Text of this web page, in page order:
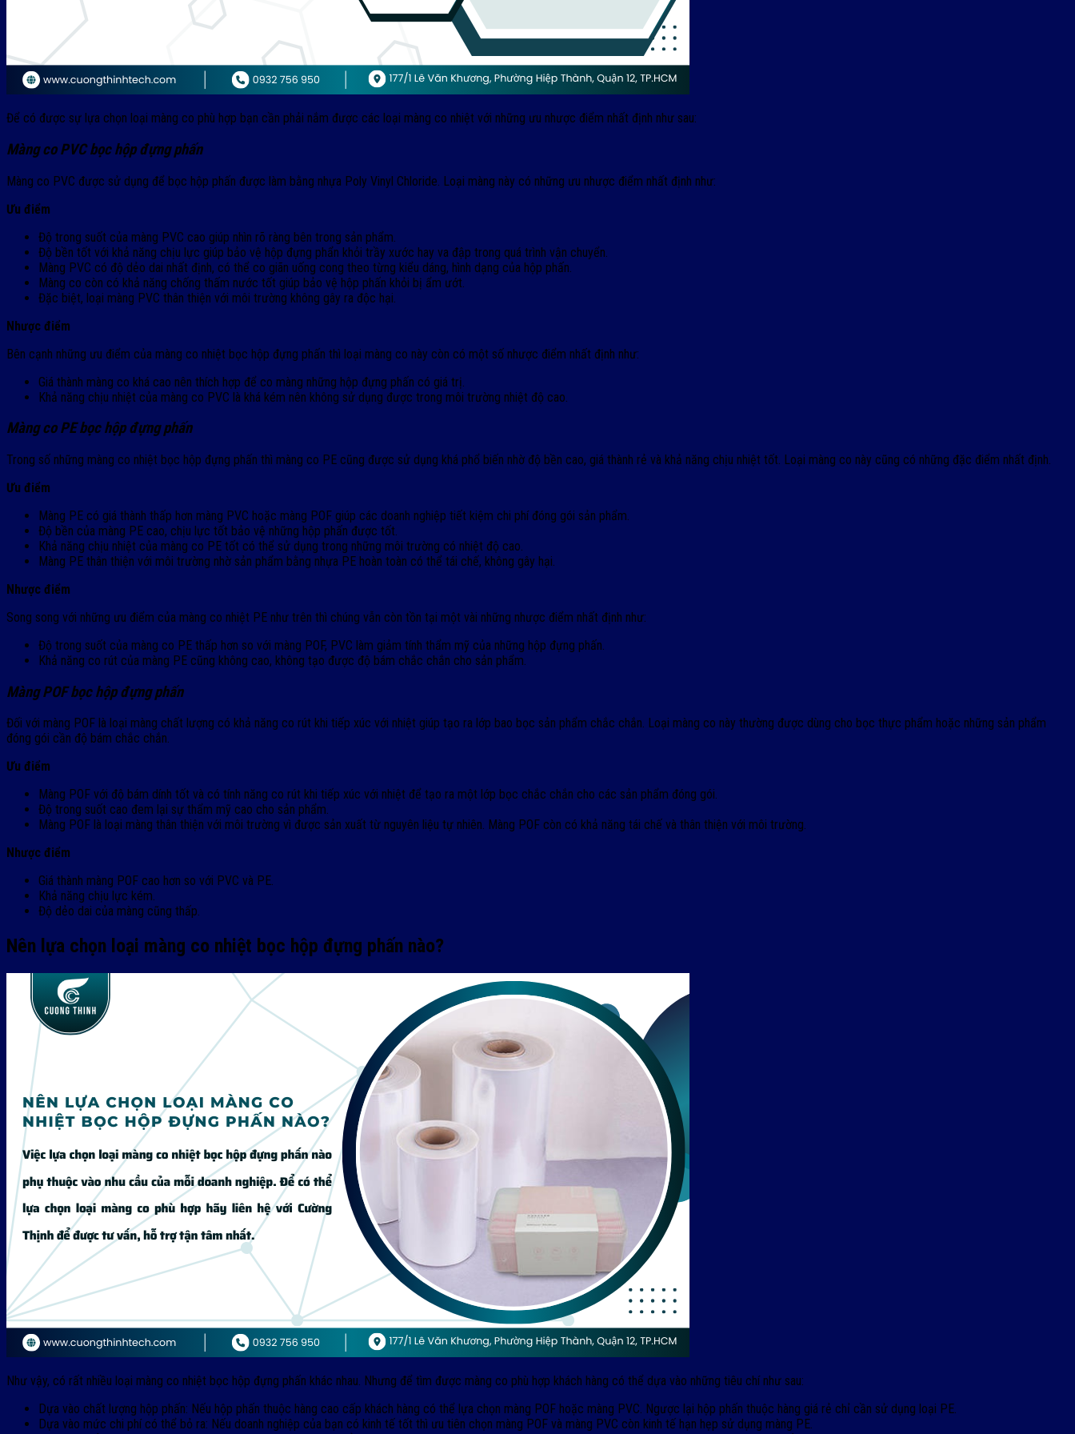
Để có được sự lựa chọn loại màng co phù hợp bạn cần phải nắm được các loại màng co nhiệt với những ưu nhược điểm nhất định như sau:
Màng co PVC bọc hộp đựng phấn
Màng co PVC được sử dụng để bọc hộp phấn được làm bằng nhựa Poly Vinyl Chloride. Loại màng này có những ưu nhược điểm nhất định như:
Ưu điểm
Độ trong suốt của màng PVC cao giúp nhìn rõ ràng bên trong sản phẩm.
Độ bền tốt với khả năng chịu lực giúp bảo vệ hộp đựng phẩn khỏi trầy xước hay va đập trong quá trình vận chuyển.
Màng PVC có độ dẻo dai nhất định, có thể co giãn uống cong theo từng kiểu dáng, hình dạng của hộp phấn.
Màng co còn có khả năng chống thấm nước tốt giúp bảo vệ hộp phấn khỏi bị ẩm ướt.
Đặc biệt, loại màng PVC thân thiện với môi trường không gây ra độc hại.
Nhược điểm
Bên cạnh những ưu điểm của màng co nhiệt bọc hộp đựng phấn thì loại màng co này còn có một số nhược điểm nhất định như:
Giá thành màng co khá cao nên thích hợp để co màng những hộp đựng phấn có giá trị.
Khả năng chịu nhiệt của màng co PVC là khá kém nên không sử dụng được trong môi trường nhiệt độ cao.
Màng co PE bọc hộp đựng phấn
Trong số những màng co nhiệt bọc hộp đựng phấn thì màng co PE cũng được sử dụng khá phổ biến nhờ độ bền cao, giá thành rẻ và khả năng chịu nhiệt tốt. Loại màng co này cũng có những đặc điểm nhất định.
Ưu điểm
Màng PE có giá thành thấp hơn màng PVC hoặc màng POF giúp các doanh nghiệp tiết kiệm chi phí đóng gói sản phẩm.
Độ bền của màng PE cao, chịu lực tốt bảo vệ những hộp phấn được tốt.
Khả năng chịu nhiệt của màng co PE tốt có thể sử dụng trong những môi trường có nhiệt độ cao.
Màng PE thân thiện với môi trường nhờ sản phẩm bằng nhựa PE hoàn toàn có thể tái chế, không gây hại.
Nhược điểm
Song song với những ưu điểm của màng co nhiệt PE như trên thì chúng vẫn còn tồn tại một vài những nhược điểm nhất định như:
Độ trong suốt của màng co PE thấp hơn so với màng POF, PVC làm giảm tính thẩm mỹ của những hộp đựng phấn.
Khả năng co rút của màng PE cũng không cao, không tạo được độ bám chắc chắn cho sản phẩm.
Màng POF bọc hộp đựng phấn
Đối với màng POF là loại màng chất lượng có khả năng co rút khi tiếp xúc với nhiệt giúp tạo ra lớp bao bọc sản phẩm chắc chắn. Loại màng co này thường được dùng cho bọc thực phẩm hoặc những sản phẩm
đóng gói cần độ bám chắc chắn.
Ưu điểm
Màng POF với độ bám dính tốt và có tính năng co rút khi tiếp xúc với nhiệt để tạo ra một lớp bọc chắc chắn cho các sản phẩm đóng gói.
Độ trong suốt cao đem lại sự thẩm mỹ cao cho sản phẩm.
Màng POF là loại màng thân thiện với môi trường vì được sản xuất từ nguyên liệu tự nhiên. Màng POF còn có khả năng tái chế và thân thiện với môi trường.
Nhược điểm
Giá thành màng POF cao hơn so với PVC và PE.
Khả năng chịu lực kém.
Độ dẻo dai của màng cũng thấp.
Nên lựa chọn loại màng co nhiệt bọc hộp đựng phấn nào?
Như vậy, có rất nhiều loại màng co nhiệt bọc hộp đựng phấn khác nhau. Nhưng để tìm được màng co phù hợp khách hàng có thể dựa vào những tiêu chí như sau:
Dựa vào chất lượng hộp phấn: Nếu hộp phấn thuộc hàng cao cấp khách hàng có thể lựa chọn màng POF hoặc màng PVC. Ngược lại hộp phấn thuộc hàng giá rẻ chỉ cần sử dụng loại PE.
Dựa vào mức chi phí có thể bỏ ra: Nếu doanh nghiệp của bạn có kinh tế tốt thì ưu tiên chọn màng POF và màng PVC còn kinh tế hạn hẹp sử dụng màng PE.